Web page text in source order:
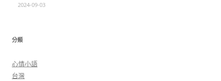
2024-09-03
分類
心情小語
台灣